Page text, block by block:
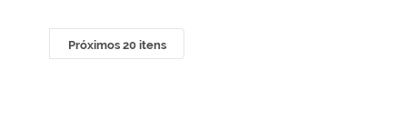
Próximos 20 itens